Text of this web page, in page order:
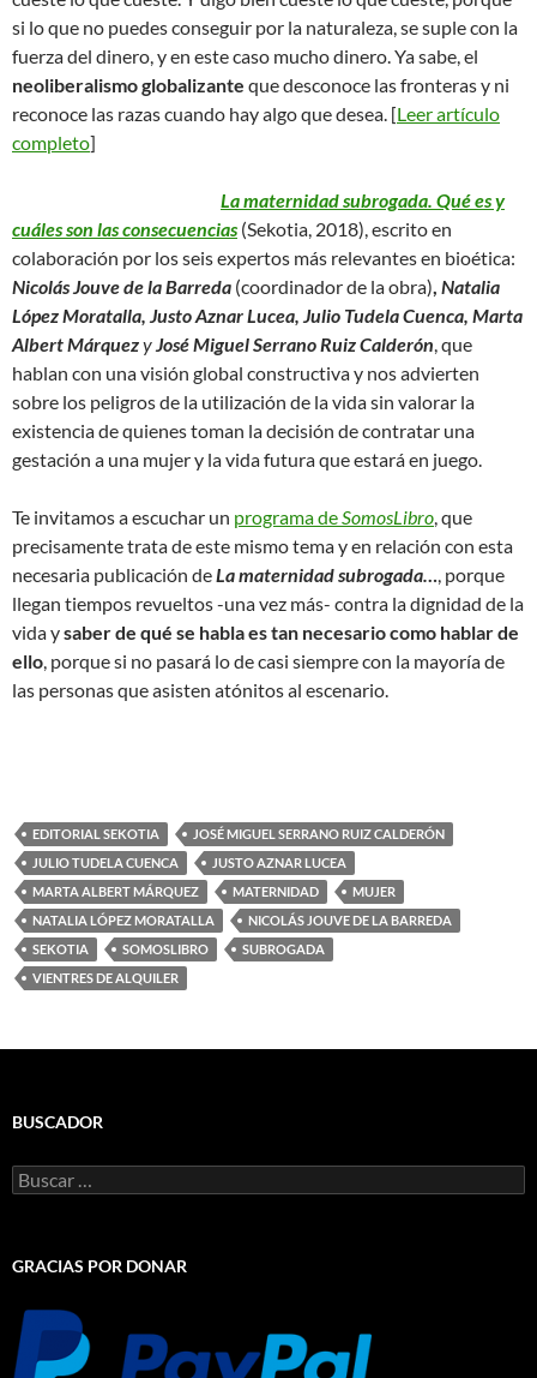
si lo que no puedes conseguir por la naturaleza, se suple con la
fuerza del dinero, y en este caso mucho dinero. Ya sabe, el
neoliberalismo globalizante que desconoce las fronteras y ni
reconoce las razas cuando hay algo que desea. [Leer artículo
completo]
La maternidad subrogada. Qué es y
cuáles son las consecuencias (Sekotia, 2018), escrito en
colaboración por los seis expertos más relevantes en bioética:
Nicolás Jouve de la Barreda (coordinador de la obra), Natalia
López Moratalla, Justo Aznar Lucea, Julio Tudela Cuenca, Marta
Albert MárquezyJosé Miguel Serrano Ruiz Calderón, que
hablan con una visión global constructiva y nos advierten
sobre los peligros de la utilización de la vida sin valorar la
existencia de quienes toman la decisión de contratar una
gestación a una mujer y la vida futura que estará en juego.
Te invitamos a escuchar un programa deSomosLibro, que
precisamente trata de este mismo tema y en relación con esta
necesaria publicación deLa maternidad subrogada…, porque
llegan tiempos revueltos -una vez más- contra la dignidad de la
vida ysaber de qué se habla es tan necesario como hablar de
ello, porque si no pasará lo de casi siempre con la mayoría de
las personas que asisten atónitos al escenario.
EDITORIAL SEKOTIA
JOSÉ MIGUEL SERRANO RUIZ CALDERÓN
JULIO TUDELA CUENCA
JUSTO AZNAR LUCEA
MARTA ALBERT MÁRQUEZ
MATERNIDAD
MUJER
NATALIA LÓPEZ MORATALLA
NICOLÁS JOUVE DE LA BARREDA
SEKOTIA
SOMOSLIBRO
SUBROGADA
VIENTRES DE ALQUILER
BUSCADOR
Buscar:
GRACIAS POR DONAR